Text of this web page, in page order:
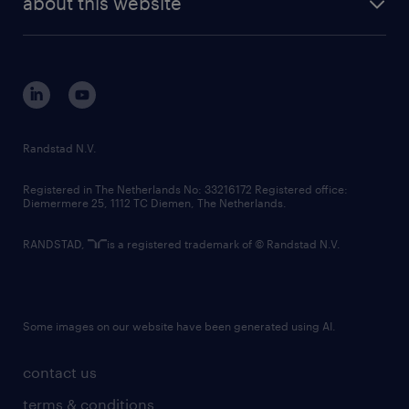
corporate governance
randstad innovation fund
country websites
contact us
terms & conditions
Randstad N.V.
Registered in The Netherlands No: 33216172 Registered office:
Diemermere 25, 1112 TC Diemen, The Netherlands.
RANDSTAD, is a registered trademark of © Randstad N.V.
Some images on our website have been generated using AI.